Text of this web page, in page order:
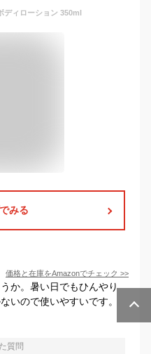
ディローション 350ml
みる
価格と在庫をAmazonでチェック >>
か。暑い日でもひんやり
いので使いやすいです。
質問